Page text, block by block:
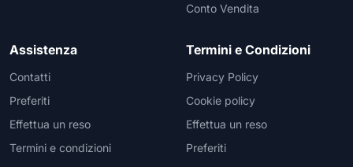
Conto Vendita
Assistenza
Contatti
Preferiti
Effettua un reso
Termini e condizioni
Termini e Condizioni
Privacy Policy
Cookie policy
Effettua un reso
Preferiti